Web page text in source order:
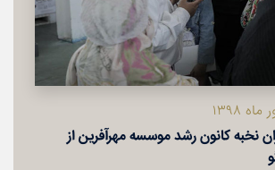
نخبه كانون رشد موسسه مهرآفرین از